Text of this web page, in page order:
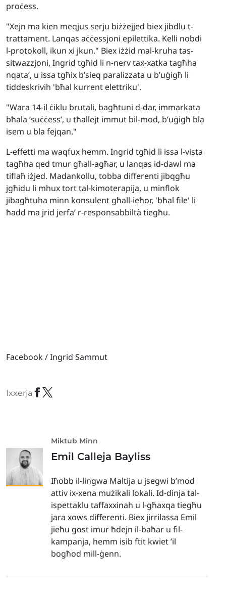
proċess.
"Xejn ma kien meqjus serju biżżejjed biex jibdlu t-
trattament. Lanqas aċċessjoni epilettika. Kelli nobdi
l-protokoll, ikun xi jkun." Biex iżżid mal-kruha tas-
sitwazzjoni, Ingrid tgħid li n-nerv tax-xatka tagħha
nqata’, u issa tgħix b’sieq paralizzata u b’uġigħ li
tiddeskrivih 'bħal kurrent elettriku'.
"Wara 14-il ċiklu brutali, bagħtuni d-dar, immarkata
bħala ‘suċċess’, u tħallejt immut bil-mod, b’uġigħ bla
isem u bla fejqan."
L-effetti ma waqfux hemm. Ingrid tgħid li issa l-vista
tagħha qed tmur għall-agħar, u lanqas id-dawl ma
tiflaħ iżjed. Madankollu, tobba differenti jibqgħu
jgħidu li mhux tort tal-kimoterapija, u minflok
jibagħtuha minn konsulent għall-ieħor, 'bħal file' li
ħadd ma jrid jerfa’ r-responsabbiltà tiegħu.
Facebook / Ingrid Sammut
Ixxerja
Miktub Minn
Emil Calleja Bayliss
Iħobb il-lingwa Maltija u jsegwi b’mod
attiv ix-xena mużikali lokali. Id-dinja tal-
ispettaklu taffaxxinah u l-għaxqa tiegħu
jara xows differenti. Biex jirrilassa Emil
jieħu gost imur ħdejn il-baħar u fil-
kampanja, hemm isib ftit kwiet ’il
bogħod mill-ġenn.